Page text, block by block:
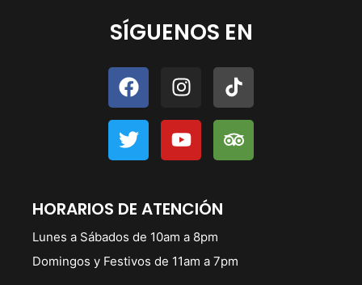
SÍGUENOS EN
HORARIOS DE ATENCIÓN
Lunes a Sábados de 10am a 8pm
Domingos y Festivos de 11am a 7pm